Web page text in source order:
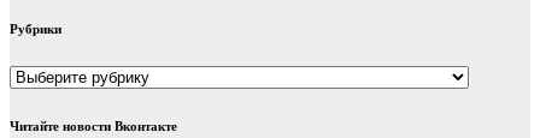
Рубрики
Рубрики
Читайте новости Вконтакте